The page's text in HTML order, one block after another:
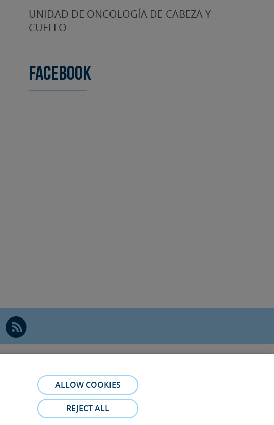
UNIDAD DE ONCOLOGÍA DE CABEZA Y
CUELLO
Facebook
R
REJECT ALL
ALLOW COOKIES